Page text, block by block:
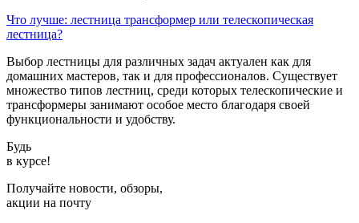
Что лучше: лестница трансформер или телескопическая
лестница?
Выбор лестницы для различных задач актуален как для
домашних мастеров, так и для профессионалов. Существует
множество типов лестниц, среди которых телескопические и
трансформеры занимают особое место благодаря своей
функциональности и удобству.
Будь
в курсе!
Получайте новости, обзоры,
акции на почту